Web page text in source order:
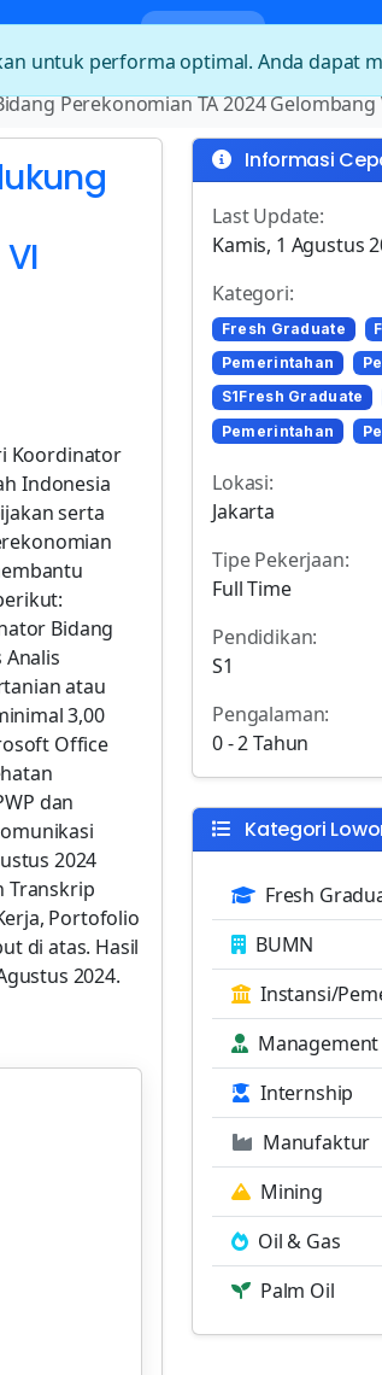
Perekonomian TA 2024 Gelombang
Koordinator
Indonesia
serta
Bidang
atau
3,00
Office
dan
2024
Transkrip
Portofolio
di atas. Hasil
2024.
Informasi
Last Update:
Kamis, 1 Agustus
Kategori:
Fresh Graduate
Pemerintahan
S1Fresh Graduate
Pemerintahan
Lokasi:
Jakarta
Tipe Pekerjaan:
Full Time
Pendidikan:
S1
Pengalaman:
0 - 2 Tahun
Kategori
Fresh
BUMN
Instansi/
Management
Internship
Manufaktur
Mining
Oil & Gas
Palm Oil
untuk performa optimal. Anda dapat